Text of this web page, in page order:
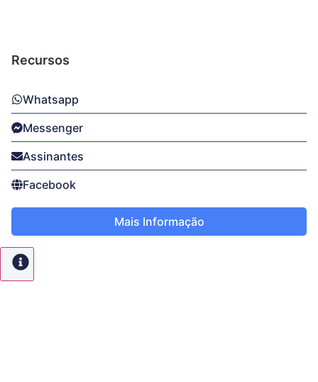
Recursos
Whatsapp
Messenger
Assinantes
Facebook
Mais Informação